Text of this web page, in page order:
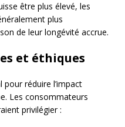
être plus élevé, les
plus
de leur longévité accrue.
et éthiques
réduire l’impact
Les consommateurs
privilégier :